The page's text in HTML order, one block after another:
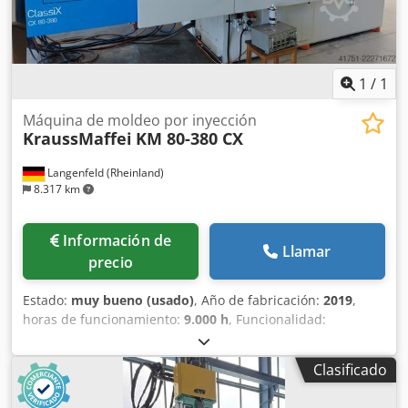
1 / 1
Langenfeld (Rheinland)
8.317 km
Máquina de moldeo por inyección
KraussMaffei KM 80-380 CX
Información de
precio
Llamar
Estado: muy bueno (usado), Año de fabricación: 2019,
horas de funcionamiento: 9.000 h, Funcionalidad:
, fuerza de sujeción:
diámetro del tornillo:35 mm, espacio libre entre las
columnas:
420 mm , volumen de desplazamiento:154 cm³,
presión de inyección:2.429 bar, Máquinas de inyección
Clasificado